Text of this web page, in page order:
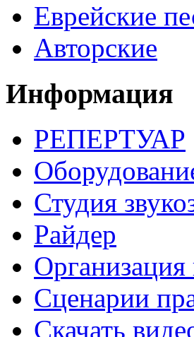
Еврейские
Авторские
Информация
РЕПЕРТУАР
Студия
Райдер
Организация
Сценарии
Скачать